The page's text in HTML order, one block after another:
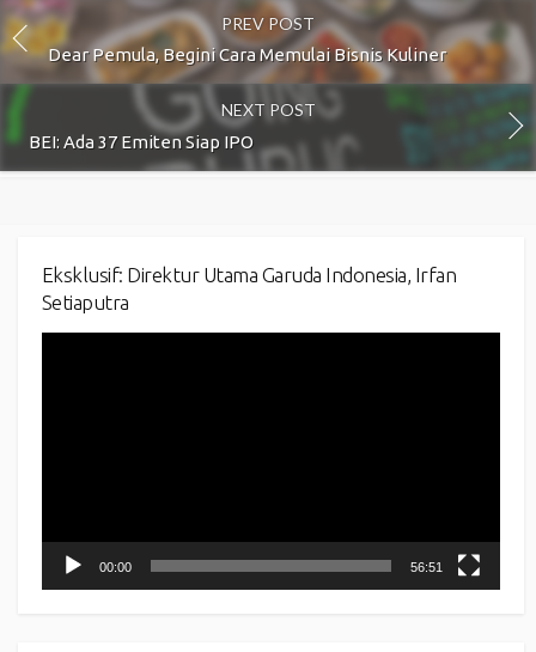
PREV POST
Dear Pemula, Begini Cara Memulai Bisnis Kuliner
NEXT POST
BEI: Ada 37 Emiten Siap IPO
Eksklusif: Direktur Utama Garuda Indonesia, Irfan
Setiaputra
00:00 56:51